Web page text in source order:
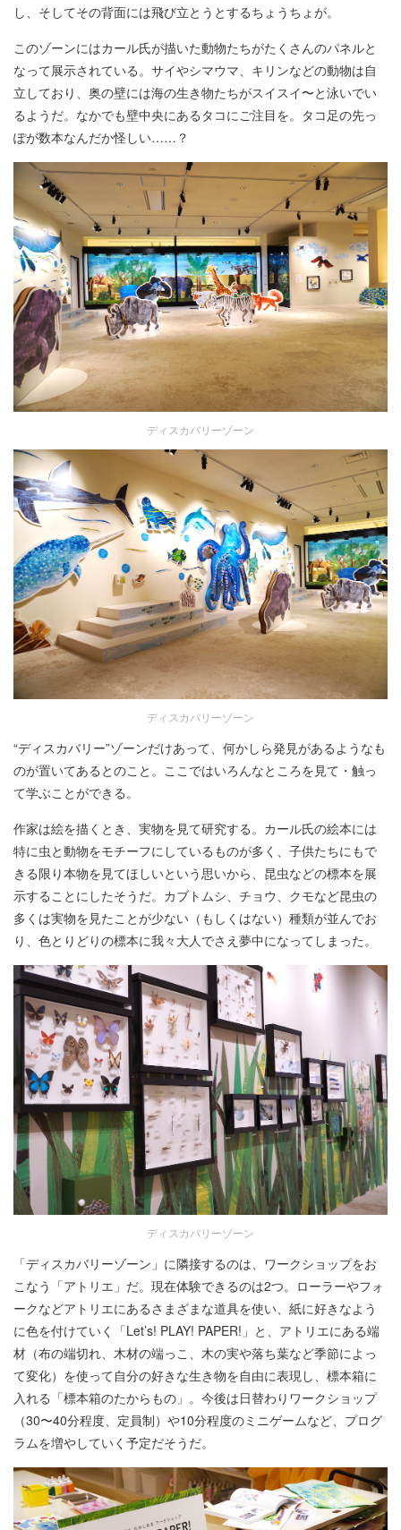
し、そしてその背面には飛び立とうとするちょうちょが。
このゾーンにはカール氏が描いた動物たちがたくさんのパネルと
なって展示されている。サイやシマウマ、キリンなどの動物は自
立しており、奥の壁には海の生き物たちがスイスイ〜と泳いでい
るようだ。なかでも壁中央にあるタコにご注目を。タコ足の先っ
ぽが数本なんだか怪しい……？
ディスカバリーゾーン
ディスカバリーゾーン
“ディスカバリー”ゾーンだけあって、何かしら発見があるようなも
のが置いてあるとのこと。ここではいろんなところを見て・触っ
て学ぶことができる。
作家は絵を描くとき、実物を見て研究する。カール氏の絵本には
特に虫と動物をモチーフにしているものが多く、子供たちにもで
きる限り本物を見てほしいという思いから、昆虫などの標本を展
示することにしたそうだ。カブトムシ、チョウ、クモなど昆虫の
多くは実物を見たことが少ない（もしくはない）種類が並んでお
り、色とりどりの標本に我々大人でさえ夢中になってしまった。
ディスカバリーゾーン
「ディスカバリーゾーン」に隣接するのは、ワークショップをお
こなう「アトリエ」だ。現在体験できるのは2つ。ローラーやフォ
ークなどアトリエにあるさまざまな道具を使い、紙に好きなよう
に色を付けていく「Let’s! PLAY! PAPER!」と、アトリエにある端
材（布の端切れ、木材の端っこ、木の実や落ち葉など季節によっ
て変化）を使って自分の好きな生き物を自由に表現し、標本箱に
入れる「標本箱のたからもの」。今後は日替わりワークショップ
（30〜40分程度、定員制）や10分程度のミニゲームなど、プログ
ラムを増やしていく予定だそうだ。